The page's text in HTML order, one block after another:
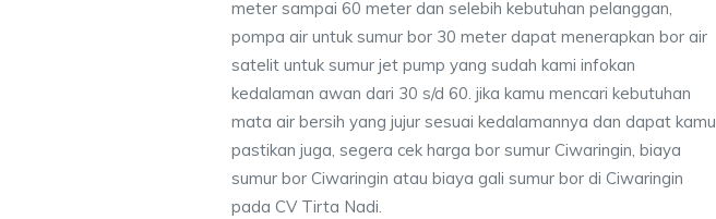
meter sampai 60 meter dan selebih kebutuhan pelanggan,
pompa air untuk sumur bor 30 meter dapat menerapkan bor air
satelit untuk sumur jet pump yang sudah kami infokan
kedalaman awan dari 30 s/d 60. jika kamu mencari kebutuhan
mata air bersih yang jujur sesuai kedalamannya dan dapat kamu
pastikan juga, segera cek harga bor sumur Ciwaringin, biaya
sumur bor Ciwaringin atau biaya gali sumur bor di Ciwaringin
pada CV Tirta Nadi.